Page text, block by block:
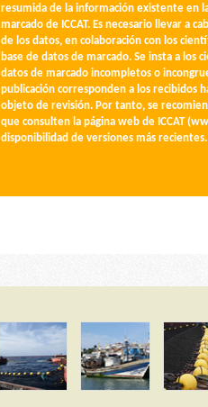
resumida de la información existente en
marcado de ICCAT. Es necesario llevar a
de los datos, en colaboración con los
base de datos de marcado. Se insta a los
datos de marcado incompletos o
publicación corresponden a los recibidos
objeto de revisión. Por tanto, se
que consulten la página web de ICCAT
disponibilidad de versiones más recientes.